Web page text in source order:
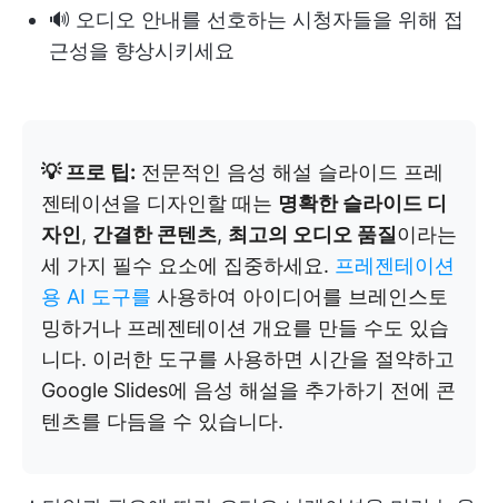
🔊 오디오 안내를 선호하는 시청자들을 위해 접
근성을 향상시키세요
💡 프로 팁: 전문적인 음성 해설 슬라이드 프레
젠테이션을 디자인할 때는 명확한 슬라이드 디
자인, 간결한 콘텐츠, 최고의 오디오 품질 이라는
세 가지 필수 요소에 집중하세요. 프레젠테이션
용 AI 도구를 사용하여 아이디어를 브레인스토
밍하거나 프레젠테이션 개요를 만들 수도 있습
니다. 이러한 도구를 사용하면 시간을 절약하고
Google Slides에 음성 해설을 추가하기 전에 콘
텐츠를 다듬을 수 있습니다.